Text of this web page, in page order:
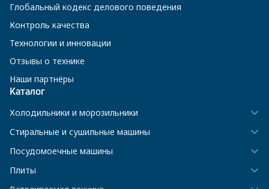
Глобальный кодекс делового поведения
Контроль качества
Технологии и инновации
Отзывы о технике
Наши партнёры
Каталог
Холодильники и морозильники
Стиральные и сушильные машины
Посудомоечные машины
Плиты